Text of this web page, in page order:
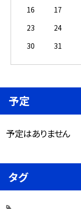
16
17
23
24
30
31
予定
予定はありません
タグ